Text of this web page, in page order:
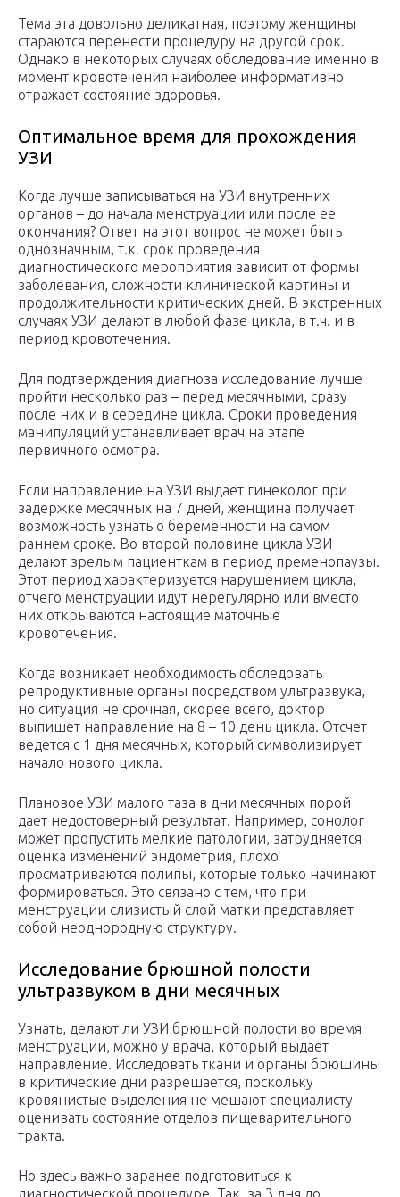
Тема эта довольно деликатная, поэтому женщины
стараются перенести процедуру на другой срок.
Однако в некоторых случаях обследование именно в
момент кровотечения наиболее информативно
отражает состояние здоровья.
Оптимальное время для прохождения
УЗИ
Когда лучше записываться на УЗИ внутренних
органов – до начала менструации или после ее
окончания? Ответ на этот вопрос не может быть
однозначным, т.к. срок проведения
диагностического мероприятия зависит от формы
заболевания, сложности клинической картины и
продолжительности критических дней. В экстренных
случаях УЗИ делают в любой фазе цикла, в т.ч. и в
период кровотечения.
Для подтверждения диагноза исследование лучше
пройти несколько раз – перед месячными, сразу
после них и в середине цикла. Сроки проведения
манипуляций устанавливает врач на этапе
первичного осмотра.
Если направление на УЗИ выдает гинеколог при
задержке месячных на 7 дней, женщина получает
возможность узнать о беременности на самом
раннем сроке. Во второй половине цикла УЗИ
делают зрелым пациенткам в период пременопаузы.
Этот период характеризуется нарушением цикла,
отчего менструации идут нерегулярно или вместо
них открываются настоящие маточные
кровотечения.
Когда возникает необходимость обследовать
репродуктивные органы посредством ультразвука,
но ситуация не срочная, скорее всего, доктор
выпишет направление на 8 – 10 день цикла. Отсчет
ведется с 1 дня месячных, который символизирует
начало нового цикла.
Плановое УЗИ малого таза в дни месячных порой
дает недостоверный результат. Например, сонолог
может пропустить мелкие патологии, затрудняется
оценка изменений эндометрия, плохо
просматриваются полипы, которые только начинают
формироваться. Это связано с тем, что при
менструации слизистый слой матки представляет
собой неоднородную структуру.
Исследование брюшной полости
ультразвуком в дни месячных
Узнать, делают ли УЗИ брюшной полости во время
менструации, можно у врача, который выдает
направление. Исследовать ткани и органы брюшины
в критические дни разрешается, поскольку
кровянистые выделения не мешают специалисту
оценивать состояние отделов пищеварительного
тракта.
Но здесь важно заранее подготовиться к
диагностической процедуре. Так, за 3 дня до